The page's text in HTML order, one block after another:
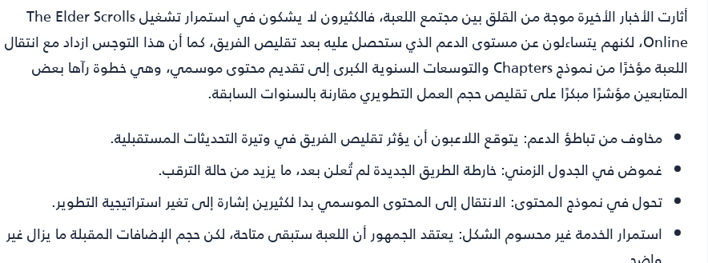
أثارت الأخبار الأخيرة موجة من القلق بين مجتمع اللعبة، فالكثيرون لا يشكون في استمرار تشغيل The Elder Scrolls
Online، لكنهم يتساءلون عن مستوى الدعم الذي ستحصل عليه بعد تقليص الفريق، كما أن هذا التوجس ازداد مع انتقال
اللعبة مؤخرًا من نموذج Chapters والتوسعات السنوية الكبرى إلى تقديم محتوى موسمي، وهي خطوة رآها بعض
المتابعين مؤشرًا مبكرًا على تقليص حجم العمل التطويري مقارنة بالسنوات السابقة.
مخاوف من تباطؤ الدعم: يتوقع اللاعبون أن يؤثر تقليص الفريق في وتيرة التحديثات المستقبلية.
غموض في الجدول الزمني: خارطة الطريق الجديدة لم تُعلن بعد، ما يزيد من حالة الترقب.
تحول في نموذج المحتوى: الانتقال إلى المحتوى الموسمي بدا لكثيرين إشارة إلى تغير استراتيجية التطوير.
استمرار الخدمة غير محسوم الشكل: يعتقد الجمهور أن اللعبة ستبقى متاحة، لكن حجم الإضافات المقبلة ما يزال غير